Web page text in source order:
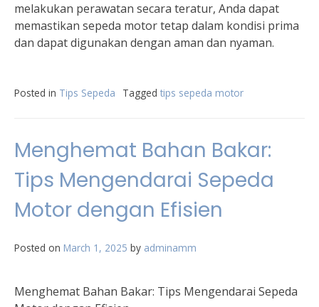
melakukan perawatan secara teratur, Anda dapat
memastikan sepeda motor tetap dalam kondisi prima
dan dapat digunakan dengan aman dan nyaman.
Posted in Tips Sepeda Tagged tips sepeda motor
Menghemat Bahan Bakar:
Tips Mengendarai Sepeda
Motor dengan Efisien
Posted on March 1, 2025 by adminamm
Menghemat Bahan Bakar: Tips Mengendarai Sepeda